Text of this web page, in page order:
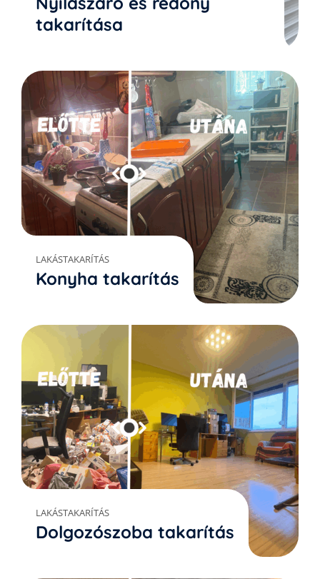
takarítása
LAKÁSTAKARÍTÁS
Konyha takarítás
LAKÁSTAKARÍTÁS
Dolgozószoba takarítás